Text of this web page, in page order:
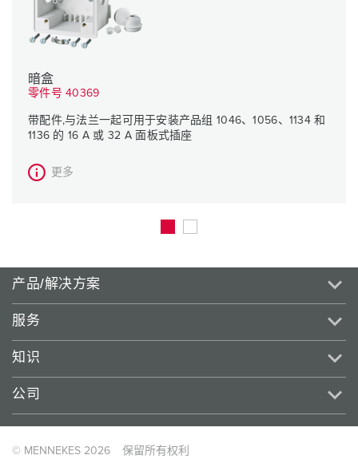
暗盒
零件号 40369
带配件,与法兰一起可用于安装产品组 1046、1056、1134 和
1136 的 16 A 或 32 A 面板式插座
更多
产品/解决方案
服务
知识
公司
© MENNEKES 2026 保留所有权利